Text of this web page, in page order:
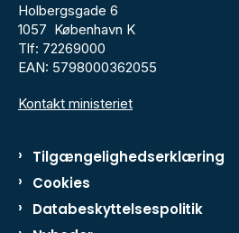
Holbergsgade 6
1057 København K
Tlf: 72269000
EAN: 5798000362055
Kontakt ministeriet
Tilgængelighedserklæring
Cookies
Databeskyttelsespolitik